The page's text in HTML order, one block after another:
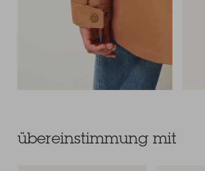
übereinstimmung mit